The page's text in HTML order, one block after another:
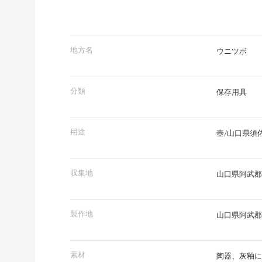
地方名 ウニツボ
分類 保存用具
用途 壺/山口県須
収集地 山口県阿武
製作地 山口県阿武
素材 陶器、灰釉